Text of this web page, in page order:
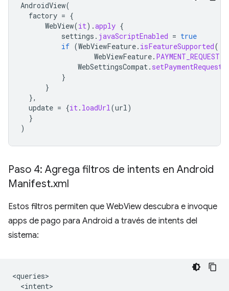
AndroidView(
factory = {
WebView(it).apply {
settings . javaScriptEnabled = true
if (WebViewFeature. isFeatureSupported(
WebViewFeature. PAYMENT_REQUEST
WebSettingsCompat.
}
}
},
update = {it. loadUrl(url)
}
)
Paso 4: Agrega filtros de intents en Android
Manifest.xml
Estos filtros permiten que WebView descubra e invoque
apps de pago para Android a través de intents del
sistema: